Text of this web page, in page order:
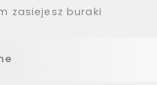
zasiejesz buraki